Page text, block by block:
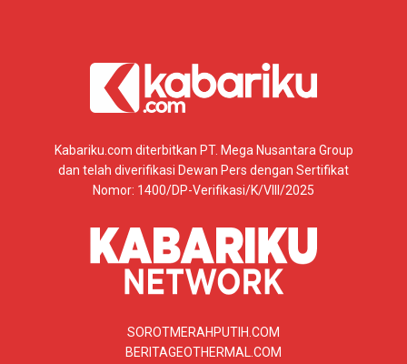
Kabariku.com diterbitkan PT. Mega Nusantara Group
dan telah diverifikasi Dewan Pers dengan Sertifikat
Nomor: 1400/DP-Verifikasi/K/VIII/2025
SOROTMERAHPUTIH.COM
BERITAGEOTHERMAL.COM